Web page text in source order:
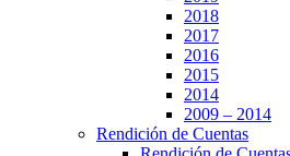
2018
2017
2016
2015
2014
2009 – 2014
Rendición de Cuentas